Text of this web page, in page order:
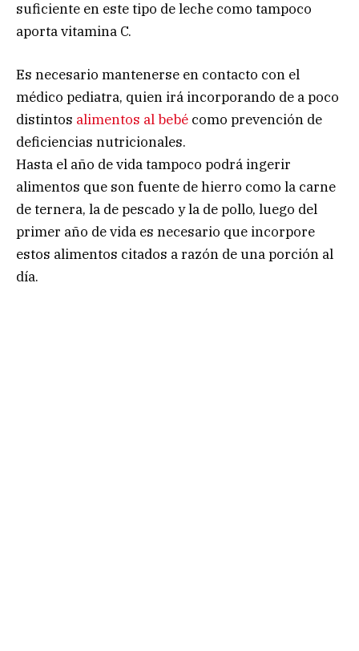
suficiente en este tipo de leche como tampoco
aporta vitamina C.
Es necesario mantenerse en contacto con el
médico pediatra, quien irá incorporando de a poco
distintos alimentos al bebé como prevención de
deficiencias nutricionales.
Hasta el año de vida tampoco podrá ingerir
alimentos que son fuente de hierro como la carne
de ternera, la de pescado y la de pollo, luego del
primer año de vida es necesario que incorpore
estos alimentos citados a razón de una porción al
día.